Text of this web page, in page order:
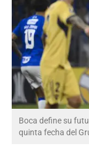
Boca define su
quinta fecha del